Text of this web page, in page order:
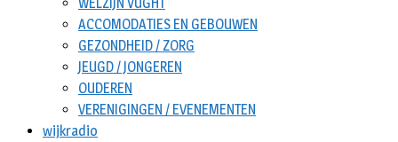
ACCOMODATIES EN GEBOUWEN
GEZONDHEID / ZORG
JEUGD / JONGEREN
OUDEREN
VERENIGINGEN / EVENEMENTEN
wijkradio